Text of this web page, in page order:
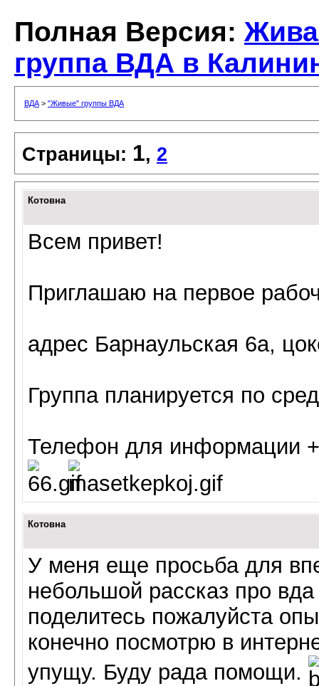
Полная Версия:
группа ВДА в
ВДА > "Живые" группы ВДА
Страницы: 1, 2
Котовна
Всем привет!
Приглашаю на первое
адрес Барнаульская 6а,
Группа планируется по
Телефон для информации
Котовна
У меня еще просьба для
небольшой рассказ про вда
поделитесь пожалуйста
конечно посмотрю в
упущу. Буду рада помощи.